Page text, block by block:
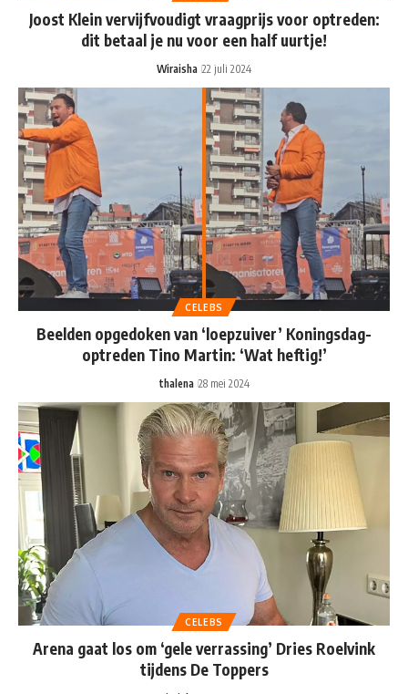
Joost Klein vervijfvoudigt vraagprijs voor optreden:
dit betaal je nu voor een half uurtje!
Wiraisha 22 juli 2024
CELEBS
Beelden opgedoken van ‘loepzuiver’ Koningsdag-
optreden Tino Martin: ‘Wat heftig!’
thalena 28 mei 2024
CELEBS
Arena gaat los om ‘gele verrassing’ Dries Roelvink
tijdens De Toppers